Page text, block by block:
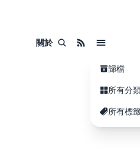
關於
歸檔
所有分
所有標